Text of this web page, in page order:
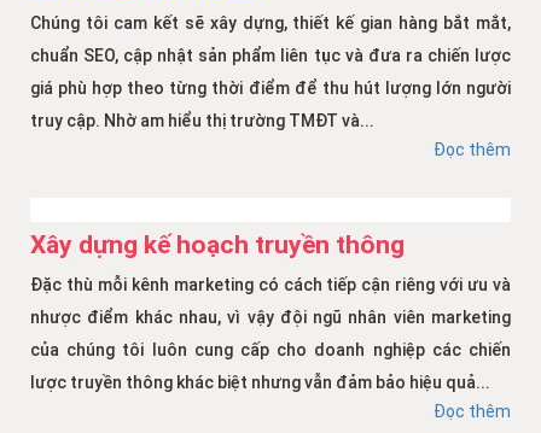
Chúng tôi cam kết sẽ xây dựng, thiết kế gian hàng bắt mắt,
chuẩn SEO, cập nhật sản phẩm liên tục và đưa ra chiến lược
giá phù hợp theo từng thời điểm để thu hút lượng lớn người
truy cập. Nhờ am hiểu thị trường TMĐT và...
Đọc thêm
Xây dựng kế hoạch truyền thông
Đặc thù mỗi kênh marketing có cách tiếp cận riêng với ưu và
nhược điểm khác nhau, vì vậy đội ngũ nhân viên marketing
của chúng tôi luôn cung cấp cho doanh nghiệp các chiến
lược truyền thông khác biệt nhưng vẫn đảm bảo hiệu quả...
Đọc thêm